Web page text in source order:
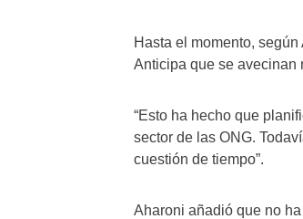
Hasta el momento,
Anticipa que se avecinan
“Esto ha hecho que
sector de las ONG.
cuestión de tiempo”.
Aharoni añadió que no